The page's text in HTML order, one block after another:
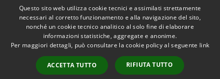
RSS
Accessibilità
Copyright © 2026 • Comune di
Municipium•
Accesso
redazione
Questo sito web utilizza cookie tecnici e assimilati strettamente
necessari al corretto funzionamento e alla navigazione del sito,
nonché un cookie tecnico analitico al solo fine di elaborare
informazioni statistiche, aggregate e anonime.
Per maggiori dettagli, può consultare la cookie policy al seguente link
ACCETTA TUTTO RIFIUTA TUTTO